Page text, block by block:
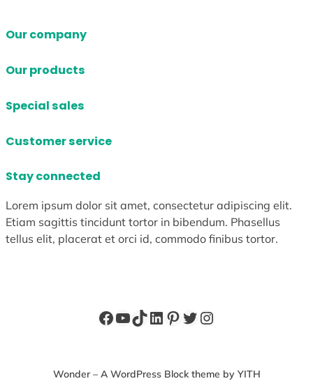
Our company
Our products
Special sales
Customer service
Stay connected
Lorem ipsum dolor sit amet, consectetur adipiscing elit.
Etiam sagittis tincidunt tortor in bibendum. Phasellus
tellus elit, placerat et orci id, commodo finibus tortor.
Facebook
YouTube
TikTok
LinkedIn
Pinterest
X Instagram
Wonder – A WordPress Block theme by YITH